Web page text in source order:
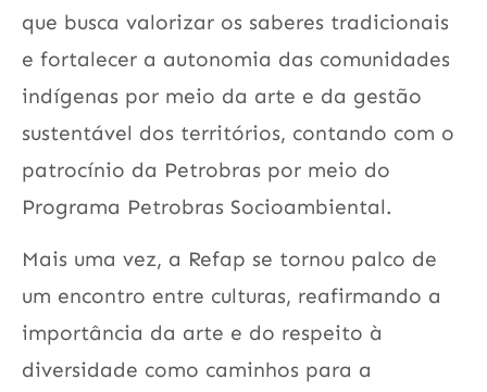
que busca valorizar os saberes tradicionais
e fortalecer a autonomia das comunidades
indígenas por meio da arte e da gestão
sustentável dos territórios, contando com o
patrocínio da Petrobras por meio do
Programa Petrobras Socioambiental.
Mais uma vez, a Refap se tornou palco de
um encontro entre culturas, reafirmando a
importância da arte e do respeito à
diversidade como caminhos para a